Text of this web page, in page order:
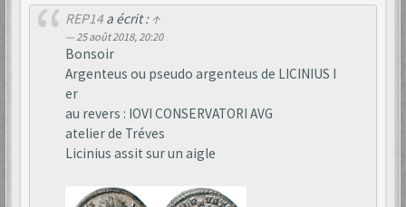
REP14a écrit : ↑
25 août 2018, 20:20
Bonsoir
Argenteus ou pseudo argenteus de LICINIUS I
er
au revers : IOVI CONSERVATORI AVG
atelier de Tréves
Licinius assit sur un aigle